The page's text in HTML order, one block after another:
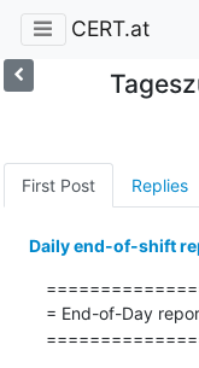
CERT.at
First Post Replies
Daily end-of-shift
= End-of-Day